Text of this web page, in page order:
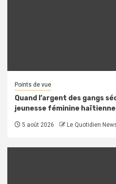
Points de vue
Quand l’argent des gangs
jeunesse féminine haïtienne
5 août 2026 Le Quotidien